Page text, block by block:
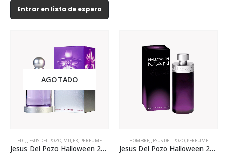
Entrar en lista de espera
AGOTADO
EDT, JESUS DEL POZO, MUJER, PERFUME
Jesus Del Pozo Halloween 200ml Edt Para Mujer
HOMBRE, JESUS DEL POZO, PERFUME
Jesus Del Pozo Halloween 200ml Para Hombre